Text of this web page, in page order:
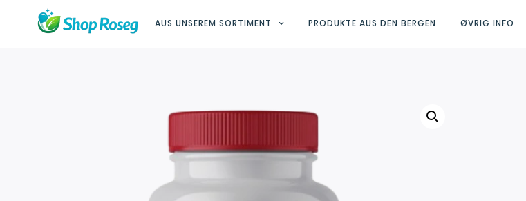
AUS UNSEREM SORTIMENT PRODUKTE AUS DEN BERGEN ØVRIG INFO